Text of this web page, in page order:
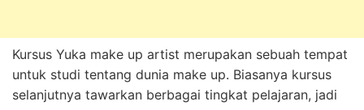
Kursus Yuka make up artist merupakan sebuah tempat
untuk studi tentang dunia make up. Biasanya kursus
selanjutnya tawarkan berbagai tingkat pelajaran, jadi